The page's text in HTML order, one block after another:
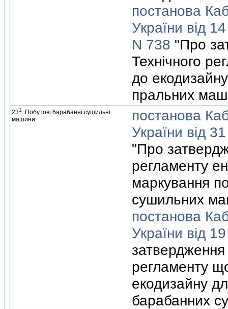
постанова
України вiд
N 738 "Про
Технiчного
до
пральних
231 . Побутовi барабаннi сушильнi
машини
постанова
України вiд
"Про
регламенту
маркування
сушильних
постанова
України вiд
затвердження
регламенту
екодизайну
барабанних